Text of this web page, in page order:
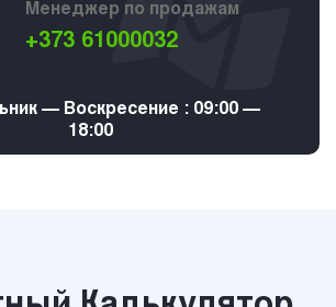
Менеджер по продажам
+373 61000032
— Воскресение : 09:00 —
18:00